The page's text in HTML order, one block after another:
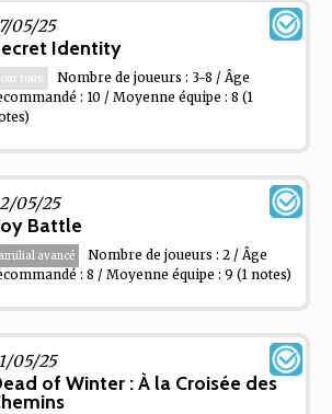
05/25
Identity
tous
Nombre de joueurs : 3-8 / Âge
: 10 / Moyenne équipe : 8 (1
05/25
Battle
avancé
Nombre de joueurs : 2 / Âge
: 8 / Moyenne équipe : 9 (1 notes)
05/25
of Winter : À la Croisée des